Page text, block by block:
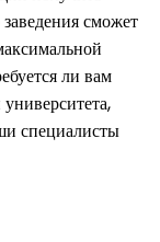
сможет
ли вам
специалисты